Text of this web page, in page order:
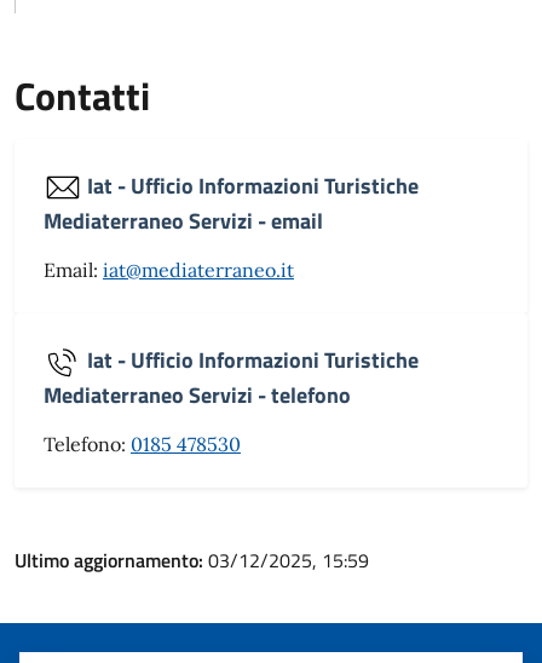
Contatti
Iat - Ufficio Informazioni Turistiche
Mediaterraneo Servizi - email
Email: iat@mediaterraneo.it
Iat - Ufficio Informazioni Turistiche
Mediaterraneo Servizi - telefono
Telefono: 0185 478530
Ultimo aggiornamento: 03/12/2025, 15:59